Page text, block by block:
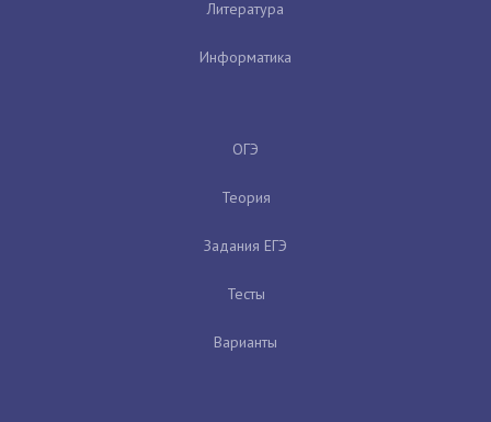
Литература
Информатика
ОГЭ
Теория
Задания ЕГЭ
Тесты
Варианты